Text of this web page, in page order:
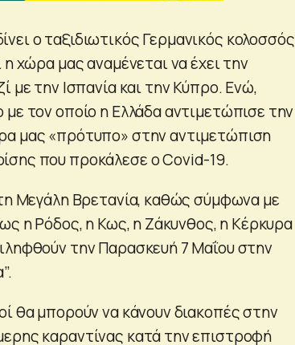
ο ταξιδιωτικός Γερμανικός κολοσσός
χώρα μας αναμένεται να έχει την
με την Ισπανία και την Κύπρο. Ενώ,
τον οποίο η Ελλάδα αντιμετώπισε την
μας «πρότυπο» στην αντιμετώπιση
που προκάλεσε ο Covid-19.
Μεγάλη Βρετανία, καθώς σύμφωνα με
η Ρόδος, η Κως, η Ζάκυνθος, η Κέρκυρα
την Παρασκευή 7 Μαΐου στην
θα μπορούν να κάνουν διακοπές στην
καραντίνας κατά την επιστροφή